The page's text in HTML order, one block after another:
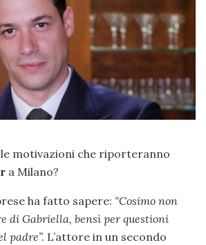
motivazioni che riporteranno
a Milano?
ha fatto sapere: “Cosimo non
di Gabriella, bensì per questioni
padre”. L’attore in un secondo